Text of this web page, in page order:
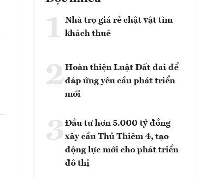
1 Nhà trọ giá rẻ chật vật tìm
khách thuê
2Hoàn thiện Luật Đất đai để
đáp ứng yêu cầu phát triển
mới
3 Đầu tư hơn 5.000 tỷ đồng
xây cầu Thủ Thiêm 4, tạo
động lực mới cho phát triển
đô thị